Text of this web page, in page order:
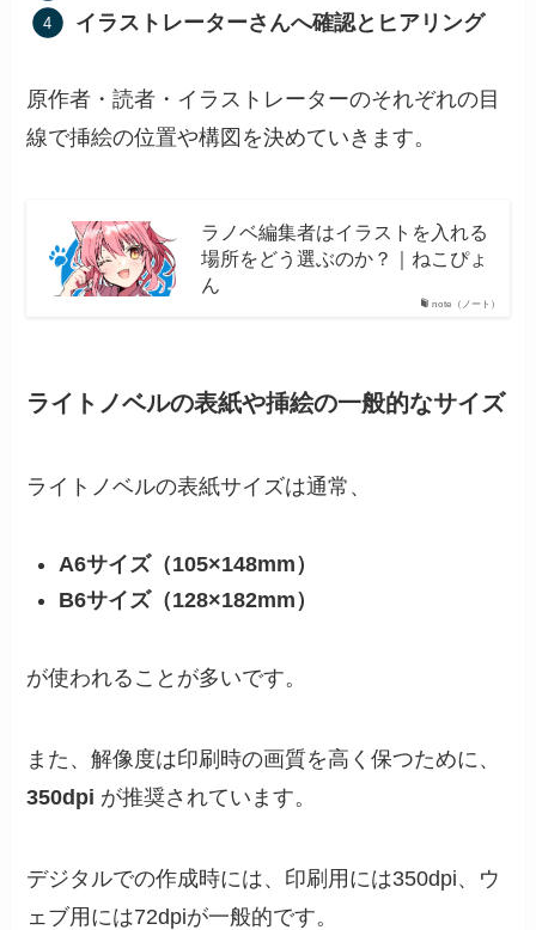
イラストレーターさんへ確認とヒアリング
原作者・読者・イラストレーターのそれぞれの目
線で挿絵の位置や構図を決めていきます。
note（ノート）
ラノベ編集者はイラストを入れる
場所をどう選ぶのか？｜ねこぴょ
ん
ライトノベルの表紙や挿絵の一般的なサイズ
ライトノベルの表紙サイズは通常、
A6サイズ（105×148mm）
B6サイズ（128×182mm）
が使われることが多いです。
また、解像度は印刷時の画質を高く保つために、
350dpi が推奨されています。
デジタルでの作成時には、印刷用には350dpi、ウ
ェブ用には72dpiが一般的です。